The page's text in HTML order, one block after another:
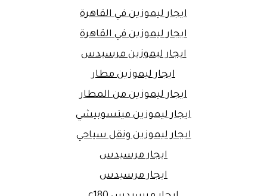
ايجار ليموزين في القاهرة
ايجار ليموزين في القاهرة
ايجار ليموزين مرسيدس
ايجار ليموزين مطار
ايجار ليموزين من المطار
ايجار ليموزين ميتسوبيشي
ايجار ليموزين ونقل سياحي
ايجار مرسيدس
ايجار مرسيدس